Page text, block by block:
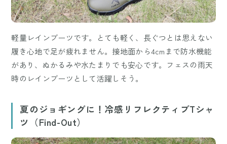
軽量レインブーツです。とても軽く、長ぐつとは思えない
履き心地で足が疲れません。接地面から4cmまで防水機能
があり、ぬかるみや水たまりでも安心です。フェスの雨天
時のレインブーツとして活躍しそう。
夏のジョギングに！冷感リフレクティブTシャ
ツ（Find-Out）